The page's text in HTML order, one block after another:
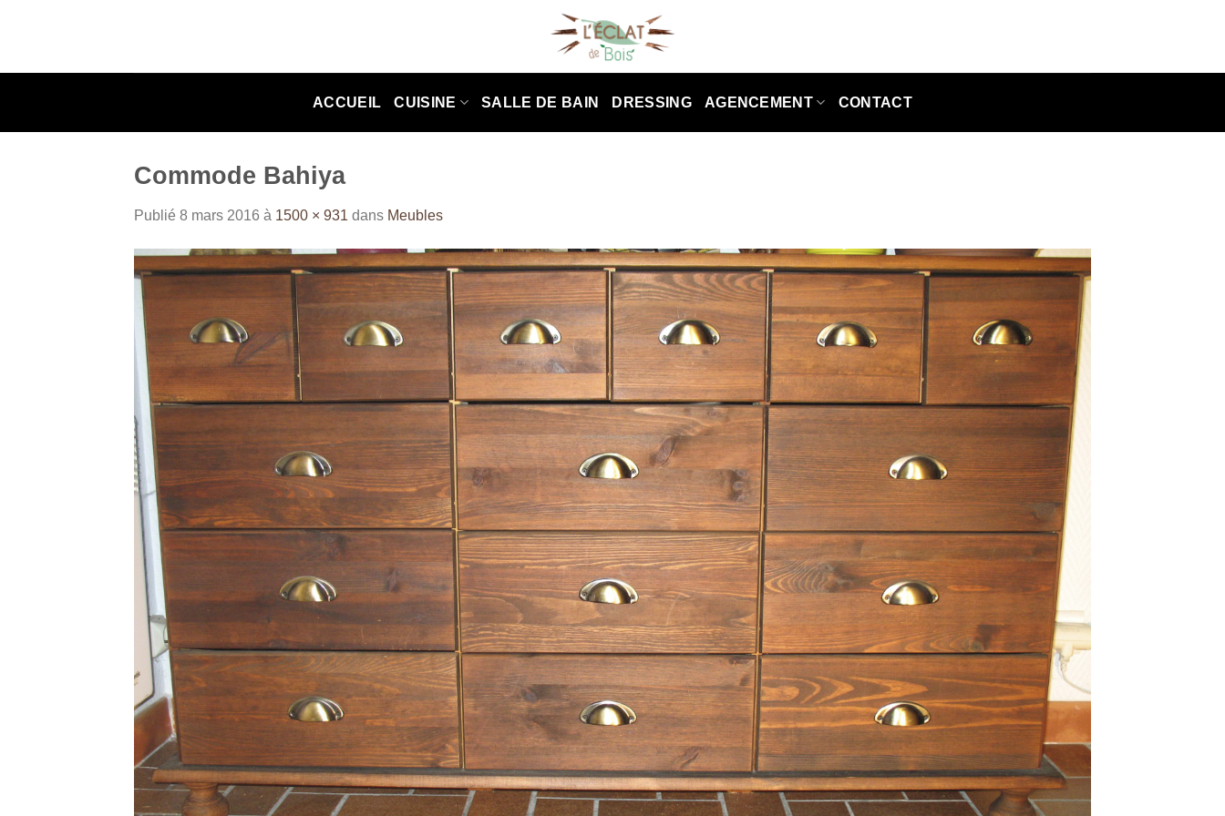
ACCUEIL CUISINE SALLE DE BAIN DRESSING AGENCEMENT CONTACT
Commode Bahiya
Publié 8 mars 2016 à 1500 × 931 dans Meubles